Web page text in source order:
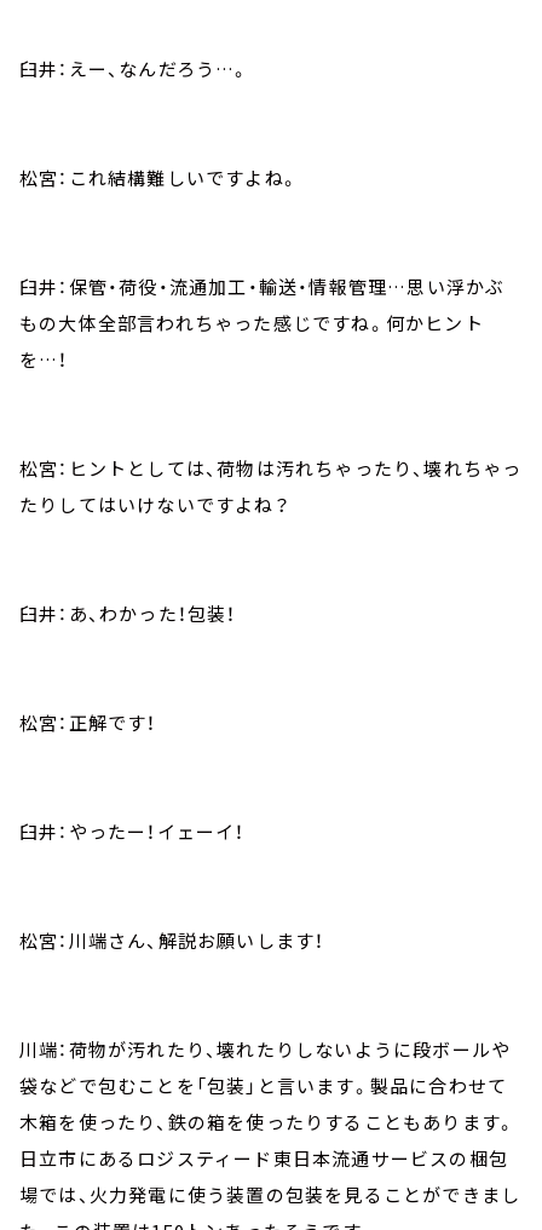
臼井：えー、なんだろう…。
松宮：これ結構難しいですよね。
臼井：保管・荷役・流通加工・輸送・情報管理…思い浮かぶ
もの大体全部言われちゃった感じですね。何かヒント
を…！
松宮：ヒントとしては、荷物は汚れちゃったり、壊れちゃっ
たりしてはいけないですよね？
臼井：あ、わかった！包装！
松宮：正解です！
臼井：やったー！イェーイ！
松宮：川端さん、解説お願いします！
川端：荷物が汚れたり、壊れたりしないように段ボールや
袋などで包むことを「包装」と言います。製品に合わせて
木箱を使ったり、鉄の箱を使ったりすることもあります。
日立市にあるロジスティード東日本流通サービスの梱包
場では、火力発電に使う装置の包装を見ることができまし